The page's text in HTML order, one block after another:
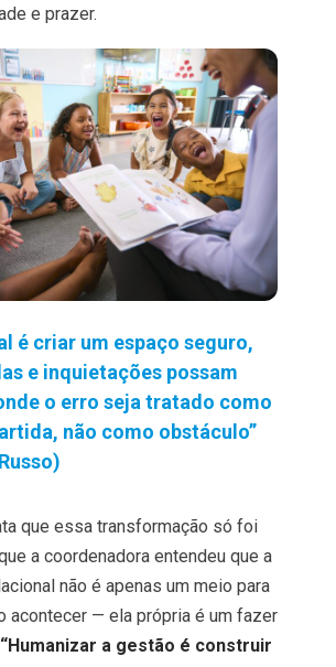
e prazer.
é criar um espaço seguro,
e inquietações possam
o erro seja tratado como
não como obstáculo”
que essa transformação só foi
a coordenadora entendeu que a
não é apenas um meio para
acontecer — ela própria é um fazer
“Humanizar a gestão é construir